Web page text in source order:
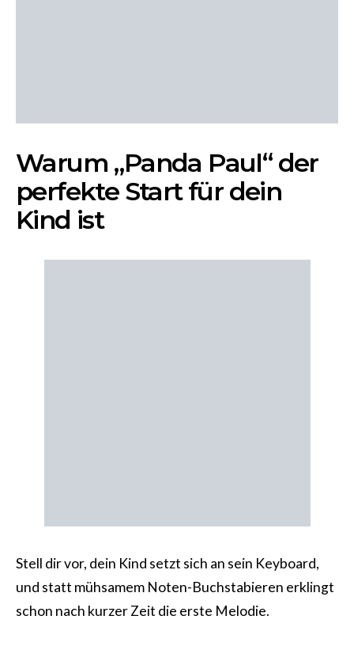
Warum „Panda Paul“ der
perfekte Start für dein
Kind ist
Stell dir vor, dein Kind setzt sich an sein Keyboard,
und statt mühsamem Noten-Buchstabieren erklingt
schon nach kurzer Zeit die erste Melodie.